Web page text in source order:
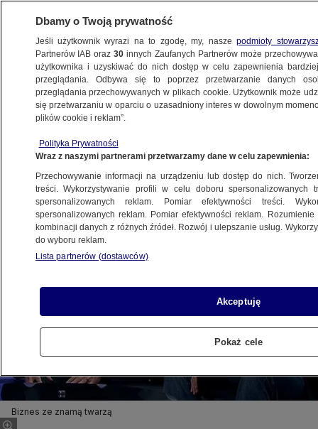
BIZNES
Z KRAJU
7.10.2009, 22:33Aktualizacja:7.10.2009, 15:04
Udostępnij
Biznes ze znamą twarzą
Dbamy o Twoją prywatność
Jeśli użytkownik wyrazi na to zgodę, my, naszepodmioty
Partnerów IAB oraz30 innych Zaufanych Partnerów może
użytkownika i uzyskiwać do nich dostęp w celu zapewnienia
przeglądania. Odbywa się to poprzez przetwarzanie danych
przeglądania przechowywanych w plikach cookie. Użytkownik może
się przetwarzaniu w oparciu o uzasadniony interes w dowolnym
plików cookie i reklam”.
Polityka Prywatności
Wraz z naszymi partnerami przetwarzamy dane w celu zapewnienia:
Przechowywanie informacji na urządzeniu lub dostęp do nich.
treści. Wykorzystywanie profili w celu doboru spersonalizowanych
spersonalizowanych reklam. Pomiar efektywności treści.
spersonalizowanych reklam. Pomiar efektywności reklam.
kombinacji danych z różnych źródeł. Rozwój i ulepszanie usług.
do wyboru reklam.
Lista partnerów (dostawców)
Akceptuję
Pokaż cele